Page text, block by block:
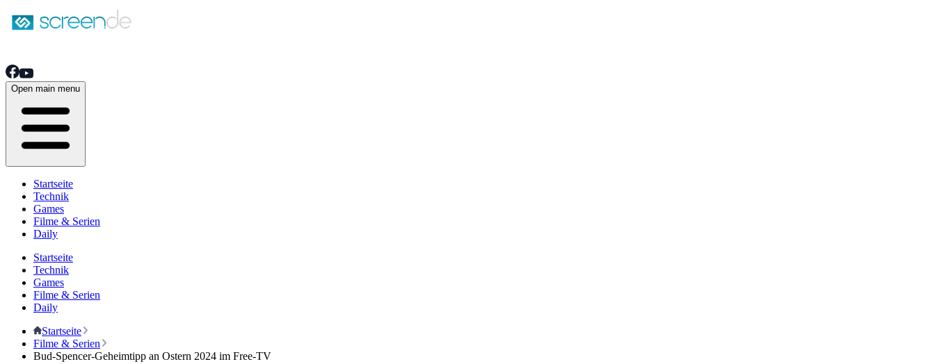
Open main menu
Startseite
Technik
Games
Filme & Serien
Daily
Startseite
Technik
Games
Filme & Serien
Daily
Startseite
Filme & Serien
Bud-Spencer-Geheimtipp an Ostern 2024 im Free-TV